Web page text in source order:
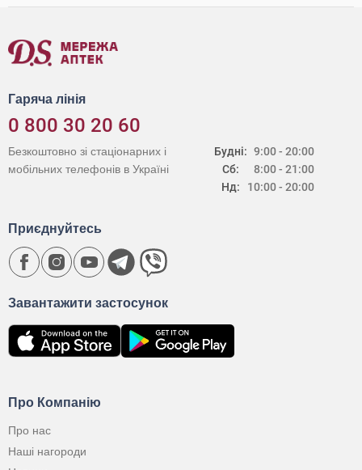
Гаряча лінія
0 800 30 20 60
Будні:
Сб:
Нд:
9:00 - 20:00
8:00 - 21:00
10:00 - 20:00
Безкоштовно зі стаціонарних і
мобільних телефонів в Україні
Про Компанію
Про нас
Наші нагороди
Завантажити застосунок
Приєднуйтесь